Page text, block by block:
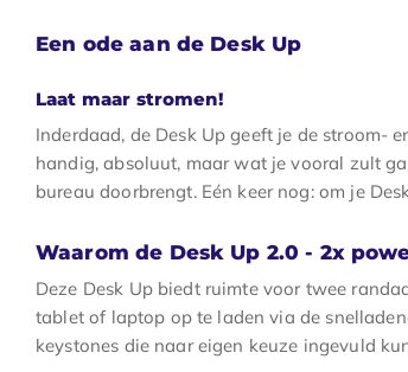
Een ode aan de Desk Up
Laat maar stromen!
Inderdaad, de Desk Up geeft je de stroom-
handig, absoluut, maar wat je vooral zult
bureau doorbrengt. Eén keer nog: om je
Waarom de Desk Up 2.0 - 2x
Deze Desk Up biedt ruimte voor twee
tablet of laptop op te laden via de
keystones die naar eigen keuze ingevuld